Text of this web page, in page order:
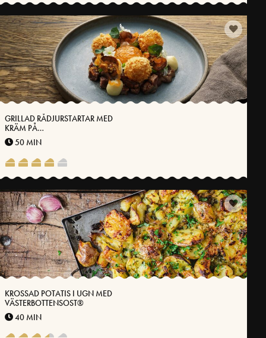
GRILLAD RÅDJURSTARTAR MED
KRÄM PÅ
VÄSTERBOTTENSOST®
50 MIN
KROSSAD POTATIS I UGN MED
VÄSTERBOTTENSOST®
40 MIN